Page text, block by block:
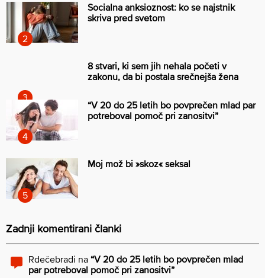
Socialna anksioznost: ko se najstnik
skriva pred svetom
8 stvari, ki sem jih nehala početi v
zakonu, da bi postala srečnejša žena
“V 20 do 25 letih bo povprečen mlad par
potreboval pomoč pri zanositvi”
Moj mož bi »skoz« seksal
Zadnji komentirani članki
Rdečebradi na “V 20 do 25 letih bo povprečen mlad
par potreboval pomoč pri zanositvi”